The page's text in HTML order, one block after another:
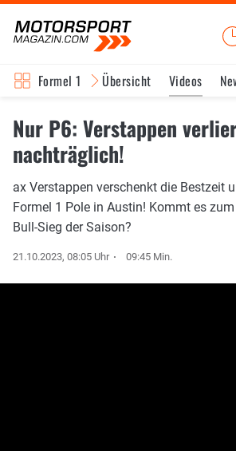
Formel 1 Übersicht Videos
Nur P6: Verstappen
nachträglich!
ax Verstappen verschenkt die Bestzeit
Formel 1 Pole in Austin! Kommt es
Bull-Sieg der Saison?
21.10.2023, 08:05 Uhr 09:45 Min.